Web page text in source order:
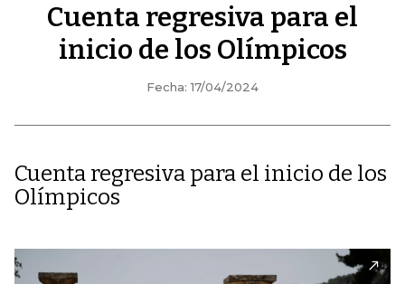
Cuenta regresiva para el
inicio de los Olímpicos
Fecha: 17/04/2024
Cuenta regresiva para el inicio de los
Olímpicos